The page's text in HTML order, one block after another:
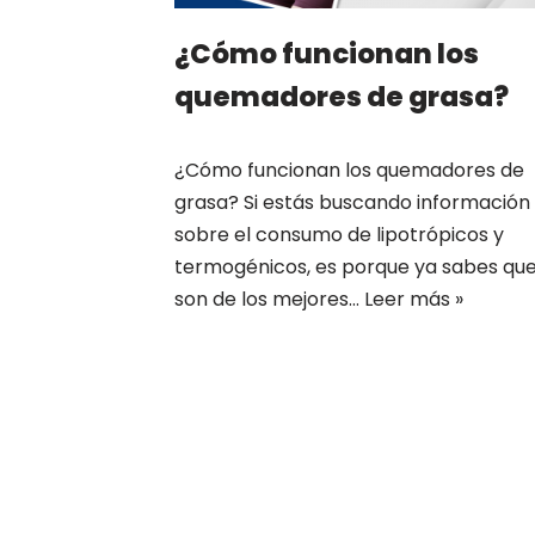
¿Cómo funcionan los
quemadores de grasa?
¿Cómo funcionan los quemadores de
grasa? Si estás buscando información
sobre el consumo de lipotrópicos y
termogénicos, es porque ya sabes
son de los mejores… Leer más »